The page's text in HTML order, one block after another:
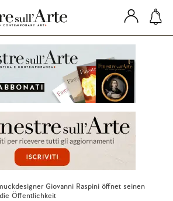
Giovanni Raspini öffnet seinen
Öffentlichkeit